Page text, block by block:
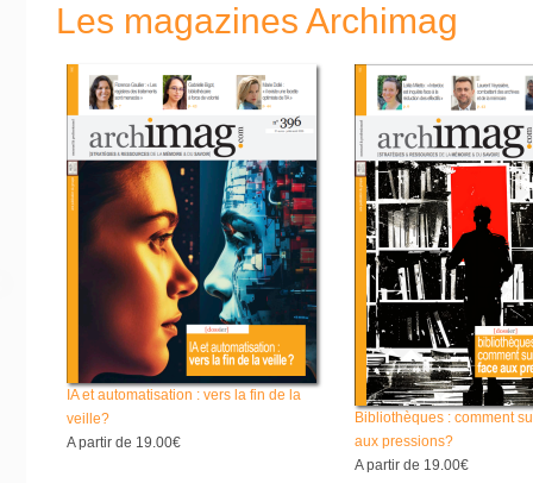
Les magazines Archimag
IA et automatisation : vers la fin de la
veille?
A partir de 19.00€
Bibliothèques : comment
aux pressions?
A partir de 19.00€